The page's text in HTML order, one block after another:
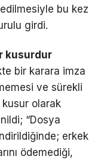
bu kez
girdi.
kusurdur
bir karara imza
ve sürekli
kusur olarak
“Dosya
erkek
ödemediği,